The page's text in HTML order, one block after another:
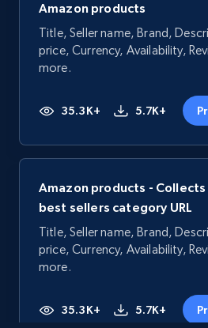
Amazon products
Title, Seller name, Brand,
price, Currency, Availability,
more.
35.3K+ 5.7K+
Amazon products -
best sellers category URL
Title, Seller name, Brand,
price, Currency, Availability,
more.
35.3K+ 5.7K+